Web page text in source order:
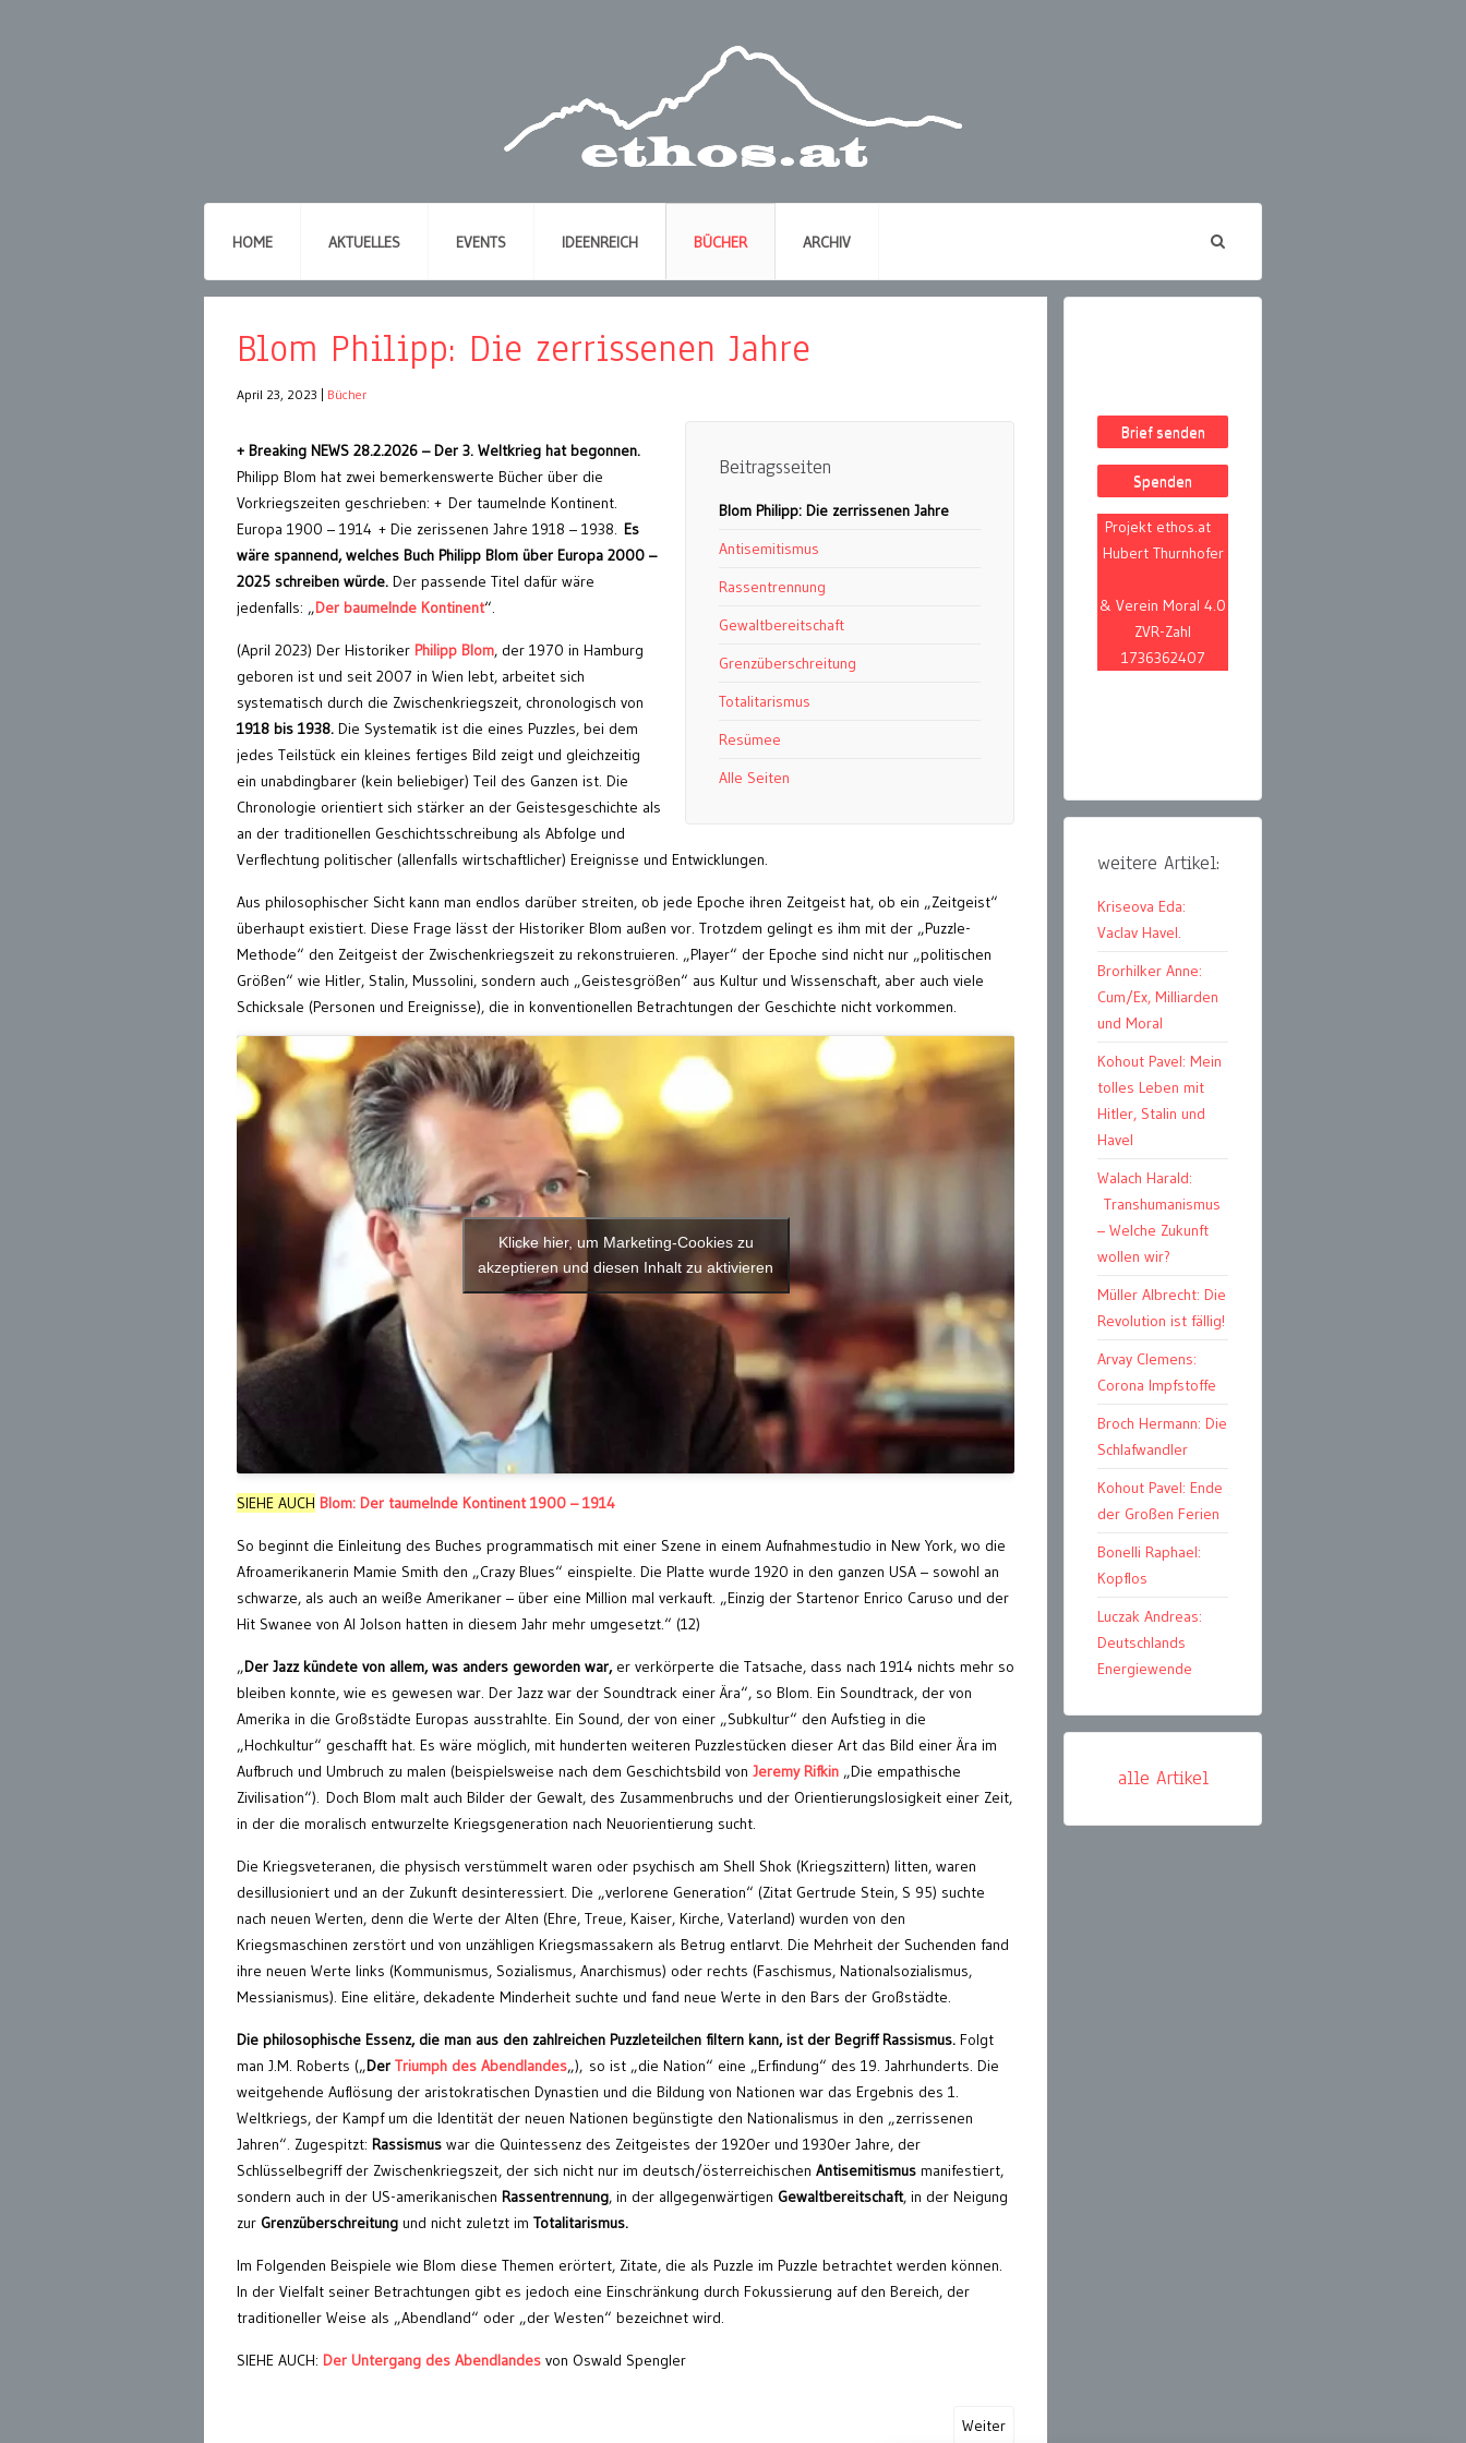
HOME AKTUELLES EVENTS IDEENREICH BÜCHER ARCHIV
Blom Philipp: Die zerrissenen Jahre
April 23, 2023 Bücher
Beitragsseiten
Blom Philipp: Die zerrissenen Jahre
Antisemitismus
Rassentrennung
Gewaltbereitschaft
Grenzüberschreitung
Totalitarismus
Resümee
Alle Seiten
+ Breaking NEWS 28.2.2026 – Der 3. Weltkrieg hat begonnen.
Philipp Blom hat zwei bemerkenswerte Bücher über die
Vorkriegszeiten geschrieben: + Der taumelnde Kontinent.
Europa 1900 – 1914 + Die zerissenen Jahre 1918 – 1938. Es
wäre spannend, welches Buch Philipp Blom über Europa 2000 –
2025 schreiben würde. Der passende Titel dafür wäre
jedenfalls: „Der baumelnde Kontinent“.
(April 2023) Der Historiker Philipp Blom, der 1970 in Hamburg
geboren ist und seit 2007 in Wien lebt, arbeitet sich
systematisch durch die Zwischenkriegszeit, chronologisch von
1918 bis 1938. Die Systematik ist die eines Puzzles, bei dem
jedes Teilstück ein kleines fertiges Bild zeigt und gleichzeitig
ein unabdingbarer (kein beliebiger) Teil des Ganzen ist. Die
Chronologie orientiert sich stärker an der Geistesgeschichte als
an der traditionellen Geschichtsschreibung als Abfolge und
Verflechtung politischer (allenfalls wirtschaftlicher) Ereignisse und Entwicklungen.
Aus philosophischer Sicht kann man endlos darüber streiten, ob jede Epoche ihren Zeitgeist hat, ob ein „Zeitgeist“
überhaupt existiert. Diese Frage lässt der Historiker Blom außen vor. Trotzdem gelingt es ihm mit der „Puzzle-
Methode“ den Zeitgeist der Zwischenkriegszeit zu rekonstruieren. „Player“ der Epoche sind nicht nur „politischen
Größen“ wie Hitler, Stalin, Mussolini, sondern auch „Geistesgrößen“ aus Kultur und Wissenschaft, aber auch viele
Schicksale (Personen und Ereignisse), die in konventionellen Betrachtungen der Geschichte nicht vorkommen.
Klicke hier, um Marketing-Cookies zu
akzeptieren und diesen Inhalt zu aktivieren
SIEHE AUCH Blom: Der taumelnde Kontinent 1900 – 1914
So beginnt die Einleitung des Buches programmatisch mit einer Szene in einem Aufnahmestudio in New York, wo die
Afroamerikanerin Mamie Smith den „Crazy Blues“ einspielte. Die Platte wurde 1920 in den ganzen USA – sowohl an
schwarze, als auch an weiße Amerikaner – über eine Million mal verkauft. „Einzig der Startenor Enrico Caruso und der
Hit Swanee von Al Jolson hatten in diesem Jahr mehr umgesetzt.“ (12)
„Der Jazz kündete von allem, was anders geworden war, er verkörperte die Tatsache, dass nach 1914 nichts mehr so
bleiben konnte, wie es gewesen war. Der Jazz war der Soundtrack einer Ära“, so Blom. Ein Soundtrack, der von
Amerika in die Großstädte Europas ausstrahlte. Ein Sound, der von einer „Subkultur“ den Aufstieg in die
„Hochkultur“ geschafft hat. Es wäre möglich, mit hunderten weiteren Puzzlestücken dieser Art das Bild einer Ära im
Aufbruch und Umbruch zu malen (beispielsweise nach dem Geschichtsbild von Jeremy Rifkin „Die empathische
Zivilisation“). Doch Blom malt auch Bilder der Gewalt, des Zusammenbruchs und der Orientierungslosigkeit einer Zeit,
in der die moralisch entwurzelte Kriegsgeneration nach Neuorientierung sucht.
Die Kriegsveteranen, die physisch verstümmelt waren oder psychisch am Shell Shok (Kriegszittern) litten, waren
desillusioniert und an der Zukunft desinteressiert. Die „verlorene Generation“ (Zitat Gertrude Stein, S 95) suchte
nach neuen Werten, denn die Werte der Alten (Ehre, Treue, Kaiser, Kirche, Vaterland) wurden von den
Kriegsmaschinen zerstört und von unzähligen Kriegsmassakern als Betrug entlarvt. Die Mehrheit der Suchenden fand
ihre neuen Werte links (Kommunismus, Sozialismus, Anarchismus) oder rechts (Faschismus, Nationalsozialismus,
Messianismus). Eine elitäre, dekadente Minderheit suchte und fand neue Werte in den Bars der Großstädte.
Die philosophische Essenz, die man aus den zahlreichen Puzzleteilchen filtern kann, ist der Begriff Rassismus. Folgt
man J.M. Roberts („Der Triumph des Abendlandes„), so ist „die Nation“ eine „Erfindung“ des 19. Jahrhunderts. Die
weitgehende Auflösung der aristokratischen Dynastien und die Bildung von Nationen war das Ergebnis des 1.
Weltkriegs, der Kampf um die Identität der neuen Nationen begünstigte den Nationalismus in den „zerrissenen
Jahren“. Zugespitzt: Rassismus war die Quintessenz des Zeitgeistes der 1920er und 1930er Jahre, der
Schlüsselbegriff der Zwischenkriegszeit, der sich nicht nur im deutsch/österreichischen Antisemitismus manifestiert,
sondern auch in der US-amerikanischen Rassentrennung, in der allgegenwärtigen Gewaltbereitschaft, in der Neigung
zur Grenzüberschreitung und nicht zuletzt im Totalitarismus.
Im Folgenden Beispiele wie Blom diese Themen erörtert, Zitate, die als Puzzle im Puzzle betrachtet werden können.
In der Vielfalt seiner Betrachtungen gibt es jedoch eine Einschränkung durch Fokussierung auf den Bereich, der
traditioneller Weise als „Abendland“ oder „der Westen“ bezeichnet wird.
SIEHE AUCH: Der Untergang des Abendlandes von Oswald Spengler
Weiter
Brief senden
Spenden
Projekt ethos.at
Hubert Thurnhofer
& Verein Moral 4.0
ZVR-Zahl
1736362407
weitere Artikel:
Kriseova Eda:
Vaclav Havel.
Brorhilker Anne:
Cum/Ex, Milliarden
und Moral
Kohout Pavel: Mein
tolles Leben mit
Hitler, Stalin und
Havel
Walach Harald:
Transhumanismus
– Welche Zukunft
wollen wir?
Müller Albrecht: Die
Revolution ist fällig!
Arvay Clemens:
Corona Impfstoffe
Broch Hermann: Die
Schlafwandler
Kohout Pavel: Ende
der Großen Ferien
Bonelli Raphael:
Kopflos
Luczak Andreas:
Deutschlands
Energiewende
alle Artikel